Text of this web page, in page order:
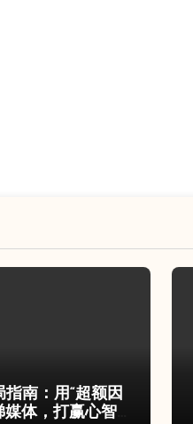
南：用“超额因
媒体，打赢心智